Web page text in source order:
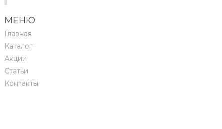
МЕНЮ
Главная
Каталог
Акции
Статьи
Контакты